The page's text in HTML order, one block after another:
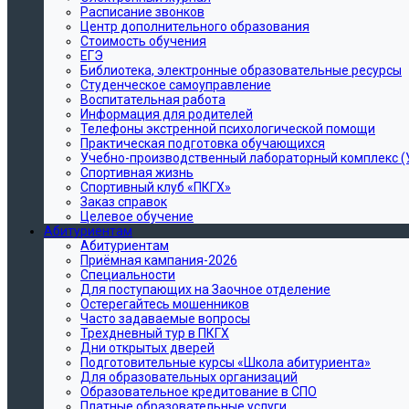
Расписание звонков
Центр дополнительного образования
Стоимость обучения
ЕГЭ
Библиотека, электронные образовательные ресурсы
Студенческое самоуправление
Воспитательная работа
Информация для родителей
Телефоны экстренной психологической помощи
Практическая подготовка обучающихся
Учебно-производственный лабораторный комплекс
Спортивная жизнь
Cпортивный клуб «ПКГХ»
Заказ справок
Целевое обучение
Абитуриентам
Абитуриентам
Приёмная кампания-2026
Специальности
Для поступающих на Заочное отделение
Остерегайтесь мошенников
Часто задаваемые вопросы
Трехдневный тур в ПКГХ
Дни открытых дверей
Подготовительные курсы «Школа абитуриента»
Для образовательных организаций
Образовательное кредитование в СПО